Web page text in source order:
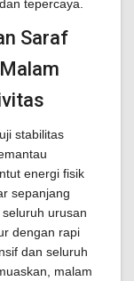
tepercaya.
Saraf
stabilitas
energi fisik
sepanjang
urusan
dengan rapi
dan seluruh
malam